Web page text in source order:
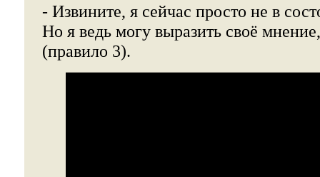
- Извините, я сейчас просто не в
Но я ведь могу выразить своё
(правило 3).